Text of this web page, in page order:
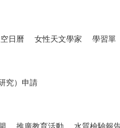
日曆 女性天文學家 學習單
究）申請
推廣教育活動 水質檢驗報